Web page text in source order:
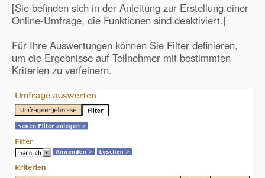
[Sie befinden sich in der Anleitung zur Erstellung einer
Online-Umfrage, die Funktionen sind deaktiviert.]
Für Ihre Auswertungen können Sie Filter definieren,
um die Ergebnisse auf Teilnehmer mit bestimmten
Kriterien zu verfeinern.